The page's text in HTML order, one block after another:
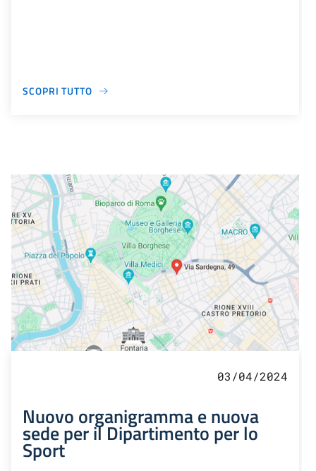
SCOPRI TUTTO
03/04/2024
Nuovo organigramma e nuova
sede per il Dipartimento per lo
Sport